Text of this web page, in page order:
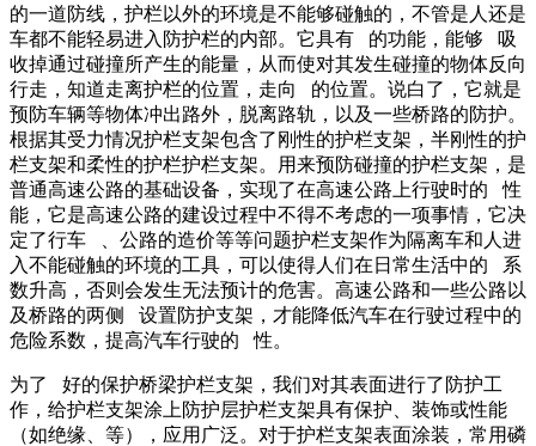
的一道防线，护栏以外的环境是不能够碰触的，不管是人还是
车都不能轻易进入防护栏的内部。它具有 的功能，能够 吸
收掉通过碰撞所产生的能量，从而使对其发生碰撞的物体反向
行走，知道走离护栏的位置，走向 的位置。说白了，它就是
预防车辆等物体冲出路外，脱离路轨，以及一些桥路的防护。
根据其受力情况护栏支架包含了刚性的护栏支架，半刚性的护
栏支架和柔性的护栏护栏支架。用来预防碰撞的护栏支架，是
普通高速公路的基础设备，实现了在高速公路上行驶时的 性
能，它是高速公路的建设过程中不得不考虑的一项事情，它决
定了行车 、公路的造价等等问题护栏支架作为隔离车和人进
入不能碰触的环境的工具，可以使得人们在日常生活中的 系
数升高，否则会发生无法预计的危害。高速公路和一些公路以
及桥路的两侧 设置防护支架，才能降低汽车在行驶过程中的
危险系数，提高汽车行驶的 性。
为了 好的保护桥梁护栏支架，我们对其表面进行了防护工
作，给护栏支架涂上防护层护栏支架具有保护、装饰或性能
（如绝缘、等），应用广泛。对于护栏支架表面涂装，常用磷